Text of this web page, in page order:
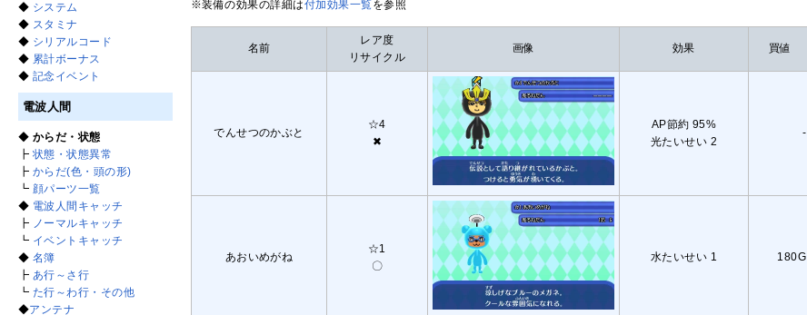
※装備の効果の詳細は付加効果一覧を参照
名前
レア度
リサイクル
画像 効果 買値
でんせつのかぶと
☆4
✖
AP節約 95%
光たいせい 2
-
あおいめがね
☆1
〇
水たいせい 1 180G
◆ システム
◆ スタミナ
◆ シリアルコード
◆ 累計ボーナス
◆ 記念イベント
電波人間
◆ からだ・状態
┣ 状態・状態異常
┣ からだ(色・頭の形)
┗ 顔パーツ一覧
◆ 電波人間キャッチ
┣ ノーマルキャッチ
┗ イベントキャッチ
◆ 名簿
┣ あ行～さ行
┗ た行～わ行・その他
◆アンテナ